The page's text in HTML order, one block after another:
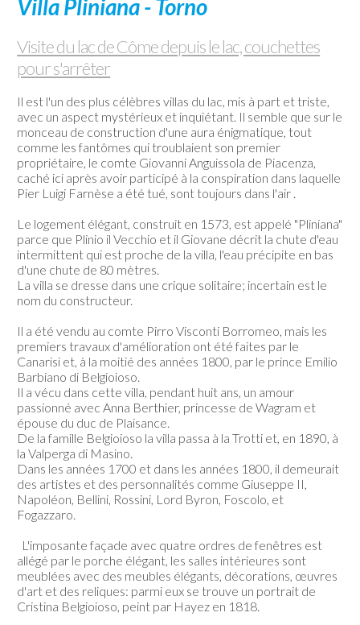
Côme
occasion
Meteo-
Webcam
Contactez
Villa Pliniana - Torno
Visite du lac de Côme depuis le lac, couchettes
pour s'arrêter
Il est l'un des plus célèbres villas du lac, mis à part et triste,
avec un aspect mystérieux et inquiétant. Il semble que sur le
monceau de construction d'une aura énigmatique, tout
comme les fantômes qui troublaient son premier
propriétaire, le comte Giovanni Anguissola de Piacenza,
caché ici après avoir participé à la conspiration dans laquelle
Pier Luigi Farnèse a été tué, sont toujours dans l'air .
Le logement élégant, construit en 1573, est appelé "Pliniana"
parce que Plinio il Vecchio et il Giovane décrit la chute d'eau
intermittent qui est proche de la villa, l'eau précipite en bas
d'une chute de 80 mètres.
La villa se dresse dans une crique solitaire; incertain est le
nom du constructeur.
Il a été vendu au comte Pirro Visconti Borromeo, mais les
premiers travaux d'amélioration ont été faites par le
Canarisi et, à la moitié des années 1800, par le prince Emilio
Barbiano di Belgioioso.
Il a vécu dans cette villa, pendant huit ans, un amour
passionné avec Anna Berthier, princesse de Wagram et
épouse du duc de Plaisance.
De la famille Belgioioso la villa passa à la Trotti et, en 1890, à
la Valperga di Masino.
Dans les années 1700 et dans les années 1800, il demeurait
des artistes et des personnalités comme Giuseppe II,
Napoléon, Bellini, Rossini, Lord Byron, Foscolo, et
Fogazzaro.
L'imposante façade avec quatre ordres de fenêtres est
allégé par le porche élégant, les salles intérieures sont
meublées avec des meubles élégants, décorations, œuvres
d'art et des reliques: parmi eux se trouve un portrait de
Cristina Belgioioso, peint par Hayez en 1818.